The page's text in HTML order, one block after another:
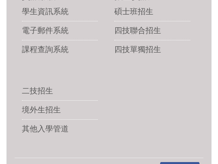
學生資訊系統
電子郵件系統
課程查詢系統
碩士班招生
四技聯合招生
四技單獨招生
二技招生
境外生招生
其他入學管道